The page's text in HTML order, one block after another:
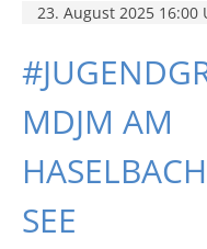
23. August 2025 16:00
MDJM AM
SEE